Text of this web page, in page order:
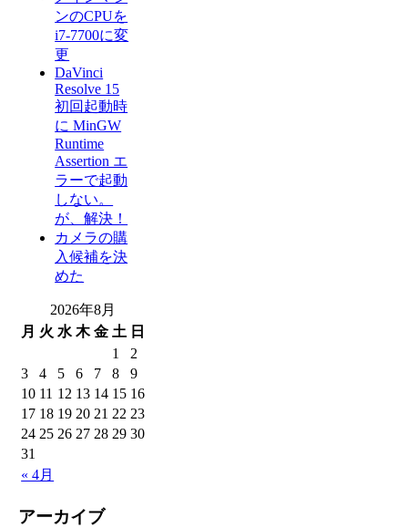
ンのCPUを
i7-7700に変
更
DaVinci
Resolve 15
初回起動時
に MinGW
Runtime
Assertion エ
ラーで起動
しない。
が、解決！
カメラの購
入候補を決
めた
2026年8月
月 火 水 木 金 土 日
« 4月
1
2
3
4 5 6 7 8
9
10 11 12 13 14 15 16
17 18 19 20 21 22 23
24 25 26 27 28 29 30
31
アーカイブ